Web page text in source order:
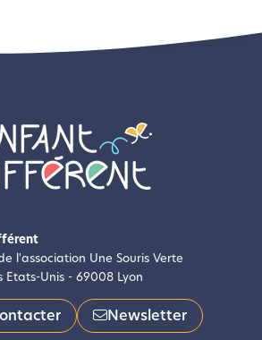
l'association Une Souris Verte
Etats-Unis - 69008 Lyon
Newsletter